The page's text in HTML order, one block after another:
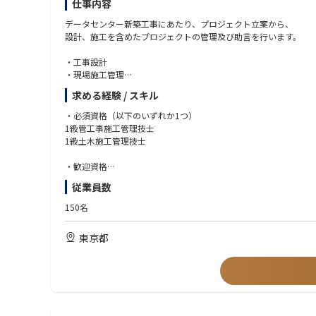
仕事内容
データセンター新築工事にあたり、プロジェクト立案から、
設計、施工を含めたプロジェクトの管理及び助言を行います。
・工事設計
・現場施工管理
・施工計画
・施工計画図作成
・安全管理
・工程管理
・品質管理
・書類作成 等
求める経験 / スキル
・必須資格（以下のいずれか1つ）
1級管工事施工管理技士
1級土木施工管理技士
・歓迎資格
1級建築施工管理技士
1級電気工事施工管理技士
技術士（総合技術管理建設もしくは電気電子）
・上記資格に該当する建設業での実務経験5年以上
・データセンター工事、コンテナ型データセンター工事経験 歓迎
・高圧、特別高圧の電気工事に関する経験 歓迎
従業員数
150名
東京都